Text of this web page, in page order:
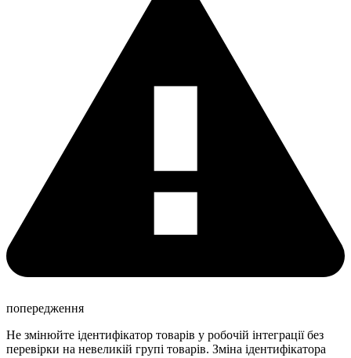
попередження
Не змінюйте ідентифікатор товарів у робочій інтеграції без
перевірки на невеликій групі товарів. Зміна ідентифікатора